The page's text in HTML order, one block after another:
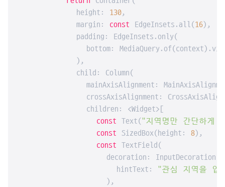
            height:
130,
            margin:
const EdgeInsets.all(16),
            padding: EdgeInsets.only(
bottom:
            ),
            child: Column(
mainAxisAlignment:
crossAxisAlignment:
              children: <Widget>[
const Text("지역명만 간단하게
const SizedBox(height: 8),
const TextField(
                  decoration: InputDecoration(
                    hintText:
"관심 지역을 입
                  ),